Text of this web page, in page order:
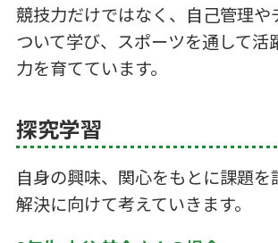
競技力だけではなく、自己管理や
ついて学び、スポーツを通して活
力を育てています。
探究学習
自身の興味、関心をもとに課題を
解決に向けて考えていきます。